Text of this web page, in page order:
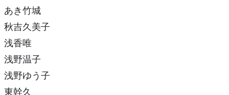
あき竹城
秋吉久美子
浅香唯
浅野温子
浅野ゆう子
東幹久